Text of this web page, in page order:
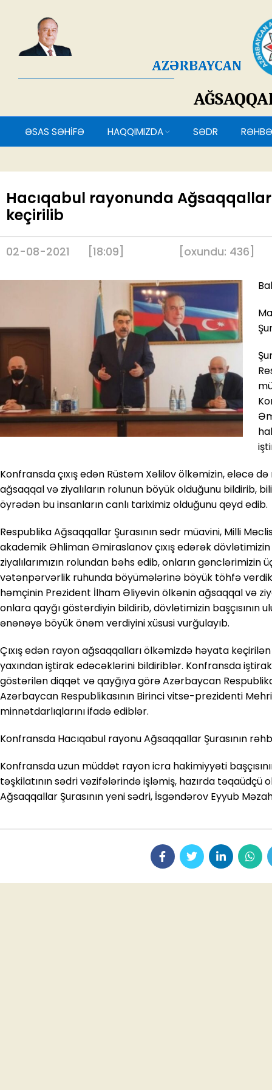
ƏSAS SƏHİFƏ HAQQIMIZDA SƏDR
Hacıqabul rayonunda Ağsaqqallar
keçirilib
02-08-2021 [18:09] [oxundu: 436]
Konfransda çıxış edən Rüstəm Xəlilov ölkəmizin, eləcə
ağsaqqal və ziyalıların rolunun böyük olduğunu bildirib,
öyrədən bu insanların canlı tariximiz olduğunu qeyd edib.
Respublika Ağsaqqallar Şurasının sədr müavini, Milli
akademik Əhliman Əmiraslanov çıxış edərək
ziyalılarımızın rolundan bəhs edib, onların
vətənpərvərlik ruhunda böyümələrinə böyük töhfə
həmçinin Prezident İlham Əliyevin ölkənin ağsaqqal və
onlara qayğı göstərdiyin bildirib, dövlətimizin başçısının
ənənəyə böyük önəm verdiyini xüsusi vurğulayıb.
Çıxış edən rayon ağsaqqalları ölkəmizdə həyata
yaxından iştirak edəcəklərini bildiriblər. Konfransda
göstərilən diqqət və qayğıya görə Azərbaycan
Azərbaycan Respublikasının Birinci vitse-prezidenti
minnətdarlıqlarını ifadə ediblər.
Konfransda Hacıqabul rayonu Ağsaqqallar Şurasının
Konfransda uzun müddət rayon icra hakimiyyəti
təşkilatının sədri vəzifələrində işləmiş, hazırda təqaüdçü
Ağsaqqallar Şurasının yeni sədri, İsgəndərov Eyyub